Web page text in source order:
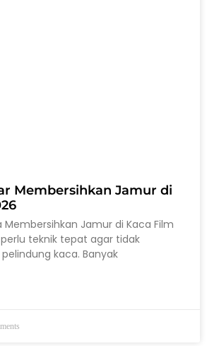
Membersihkan Jamur di
Jamur di Kaca Film
teknik tepat agar tidak
kaca. Banyak